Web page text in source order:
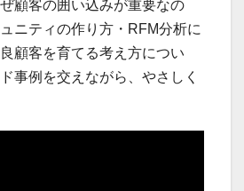
顧客の囲い込みが重要なの
ニティの作り方・RFM分析に
顧客を育てる考え方につい
事例を交えながら、やさしく